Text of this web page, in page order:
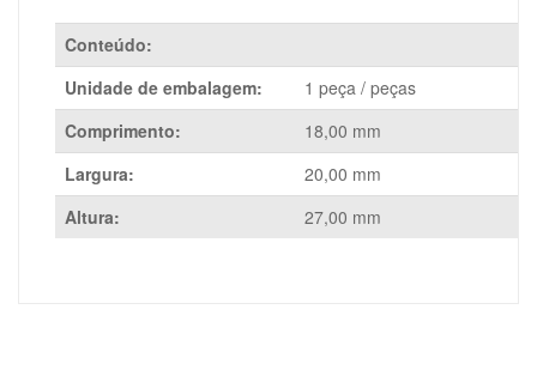
Conteúdo:
Unidade de embalagem:
1 peça / peças
Comprimento:
18,00 mm
Largura:
20,00 mm
Altura:
27,00 mm